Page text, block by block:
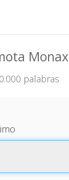
Monax
palabras